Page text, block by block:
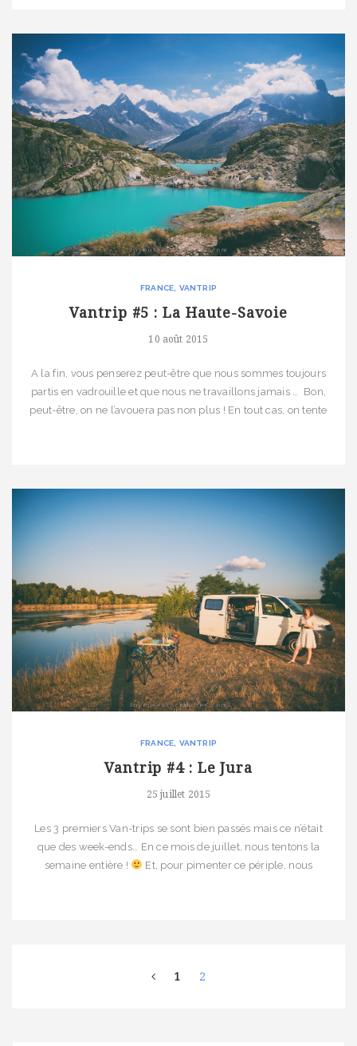
FRANCE VANTRIP
Vantrip #5 : La Haute-Savoie
10 août 2015
A la fin, vous penserez peut-être que nous sommes toujours
partis en vadrouille et que nous ne travaillons jamais … Bon,
peut-être, on ne l’avouera pas non plus ! En tout cas, on tente
FRANCE VANTRIP
Vantrip #4 : Le Jura
25 juillet 2015
Les 3 premiers Van-trips se sont bien passés mais ce n’était
que des week-ends… En ce mois de juillet, nous tentons la
semaine entière !
Et, pour pimenter ce périple, nous
1 2